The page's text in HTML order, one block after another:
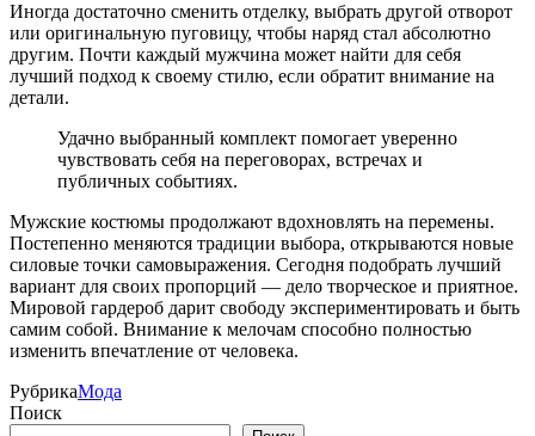
Иногда достаточно сменить отделку, выбрать другой отворот
или оригинальную пуговицу, чтобы наряд стал абсолютно
другим. Почти каждый мужчина может найти для себя
лучший подход к своему стилю, если обратит внимание на
детали.
Удачно выбранный комплект помогает уверенно
чувствовать себя на переговорах, встречах и
публичных событиях.
Мужские костюмы продолжают вдохновлять на перемены.
Постепенно меняются традиции выбора, открываются новые
силовые точки самовыражения. Сегодня подобрать лучший
вариант для своих пропорций — дело творческое и приятное.
Мировой гардероб дарит свободу экспериментировать и быть
самим собой. Внимание к мелочам способно полностью
изменить впечатление от человека.
РубрикаМода
Поиск